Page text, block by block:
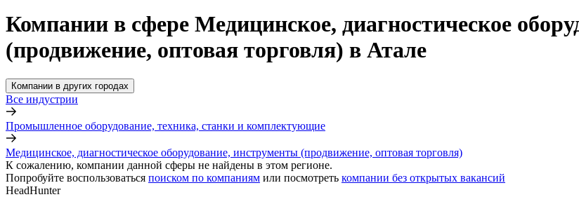
Компании в сфере Медицинское, диагностическое
(продвижение, оптовая торговля) в Атале
Компании в других городах
Все индустрии
Промышленное оборудование, техника, станки и комплектующие
Медицинское, диагностическое оборудование, инструменты (продвижение, оптовая торговля)
К сожалению, компании данной сферы не найдены в этом регионе.
Попробуйте воспользоваться поиском по компаниям или посмотреть компании без открытых вакансий
HeadHunter